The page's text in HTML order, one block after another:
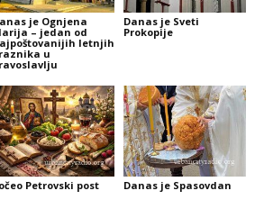
je Ognjena
– jedan od
letnjih
u
Danas je Sveti
Prokopije
Petrovski post Danas je Spasovdan